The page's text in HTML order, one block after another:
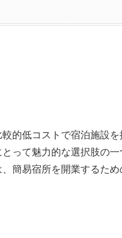
的低コストで宿泊施設
って魅力的な選択肢の
簡易宿所を開業するた